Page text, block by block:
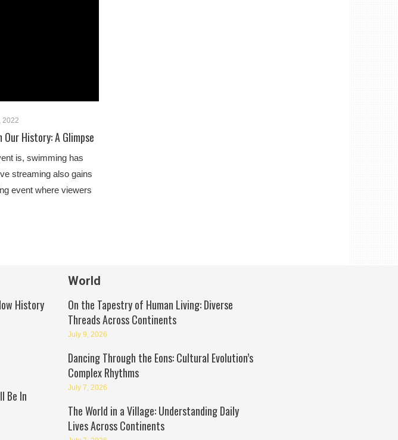
2022
Our History: A Glimpse
is, swimming has
streaming also gains
event where viewers
History
Be In
World
On the Tapestry of Human Living: Diverse
Threads Across Continents
July 9, 2026
Dancing Through the Eons: Cultural Evolution’s
Complex Rhythms
July 7, 2026
The World in a Village: Understanding Daily
Lives Across Continents